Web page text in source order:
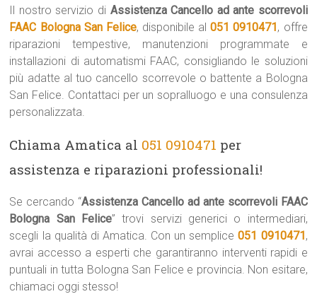
Il nostro servizio di Assistenza Cancello ad ante scorrevoli
FAAC Bologna San Felice, disponibile al051 0910471, offre
riparazioni tempestive, manutenzioni programmate e
installazioni di automatismi FAAC, consigliando le soluzioni
più adatte al tuo cancello scorrevole o battente a Bologna
San Felice. Contattaci per un sopralluogo e una consulenza
personalizzata.
Chiama Amatica al 051 0910471 per
assistenza e riparazioni professionali!
Se cercando “Assistenza Cancello ad ante scorrevoli FAAC
Bologna San Felice” trovi servizi generici o intermediari,
scegli la qualità di Amatica. Con un semplice051 0910471,
avrai accesso a esperti che garantiranno interventi rapidi e
puntuali in tutta Bologna San Felice e provincia. Non esitare,
chiamaci oggi stesso!